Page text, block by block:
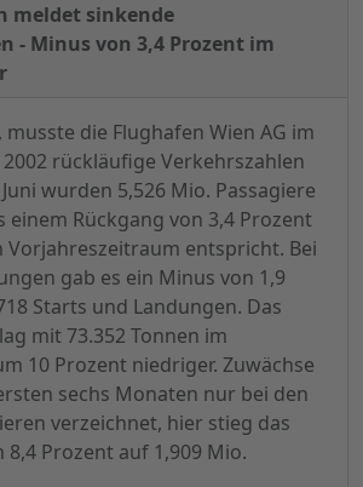
meldet sinkende
- Minus von 3,4 Prozent im
die Flughafen Wien AG im
rückläufige Verkehrszahlen
wurden 5,526 Mio. Passagiere
einem Rückgang von 3,4 Prozent
Vorjahreszeitraum entspricht. Bei
gab es ein Minus von 1,9
Starts und Landungen. Das
mit 73.352 Tonnen im
10 Prozent niedriger. Zuwächse
sechs Monaten nur bei den
verzeichnet, hier stieg das
Prozent auf 1,909 Mio.